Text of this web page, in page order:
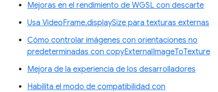
Mejoras en el rendimiento de WGSL con descarte
Usa VideoFrame.displaySize para texturas externas
Cómo controlar imágenes con orientaciones no
predeterminadas con copyExternalImageToTexture
Mejora de la experiencia de los desarrolladores
Habilita el modo de compatibilidad con